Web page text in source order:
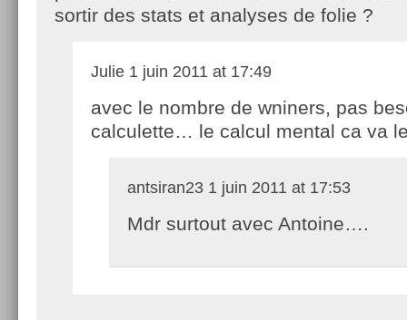
sortir des stats et analyses de folie ?
Julie 1 juin 2011 at 17:49
avec le nombre de wniners, pas
calculette… le calcul mental ca va
antsiran23 1 juin 2011 at 17:53
Mdr surtout avec Antoine….